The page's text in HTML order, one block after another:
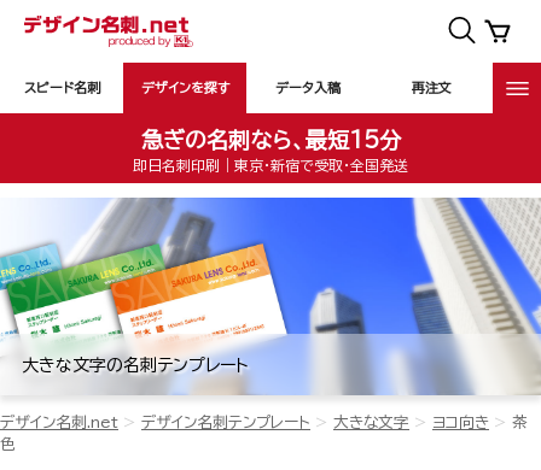
スピード名刺 デザインを探す データ入稿 再注文
急ぎの名刺なら、最短15分
即日名刺印刷｜東京・新宿で受取・全国発送
大きな文字の名刺テンプレート
デザイン名刺.net デザイン名刺テンプレート 大きな文字 ヨコ向き
茶
色